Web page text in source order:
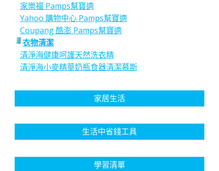
家樂福 Pamps幫寶適
Yahoo 購物中心 Pamps幫寶適
Coupang 酷澎 Pamps幫寶適
衣物清潔
清淨海健康呵護天然洗衣精
清淨海小麥精華奶瓶食器清潔慕斯
家居生活
生活中省錢工具
學習清單